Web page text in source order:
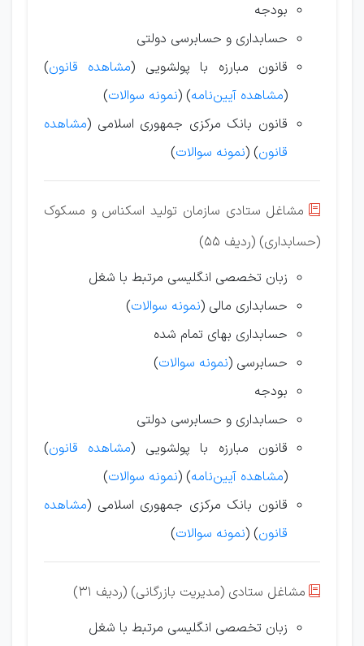
بودجه
حسابداری و حسابرسی دولتی
قانون مبارزه با پولشویی (مشاهده قانون)
(مشاهده آیین‌نامه) (نمونه سوالات)
قانون بانک مرکزی جمهوری اسلامی (مشاهده
قانون) (نمونه سوالات)

مشاغل ستادی سازمان تولید اسکناس و مسکوک
(حسابداری) (ردیف 55)
زبان تخصصی انگلیسی مرتبط با شغل
حسابداری مالی (نمونه سوالات)
حسابداری بهای تمام شده
حسابرسی (نمونه سوالات)
بودجه
حسابداری و حسابرسی دولتی
قانون مبارزه با پولشویی (مشاهده قانون)
(مشاهده آیین‌نامه) (نمونه سوالات)
قانون بانک مرکزی جمهوری اسلامی (مشاهده
قانون) (نمونه سوالات)

مشاغل ستادی (مدیریت بازرگانی) (ردیف 31)
زبان تخصصی انگلیسی مرتبط با شغل